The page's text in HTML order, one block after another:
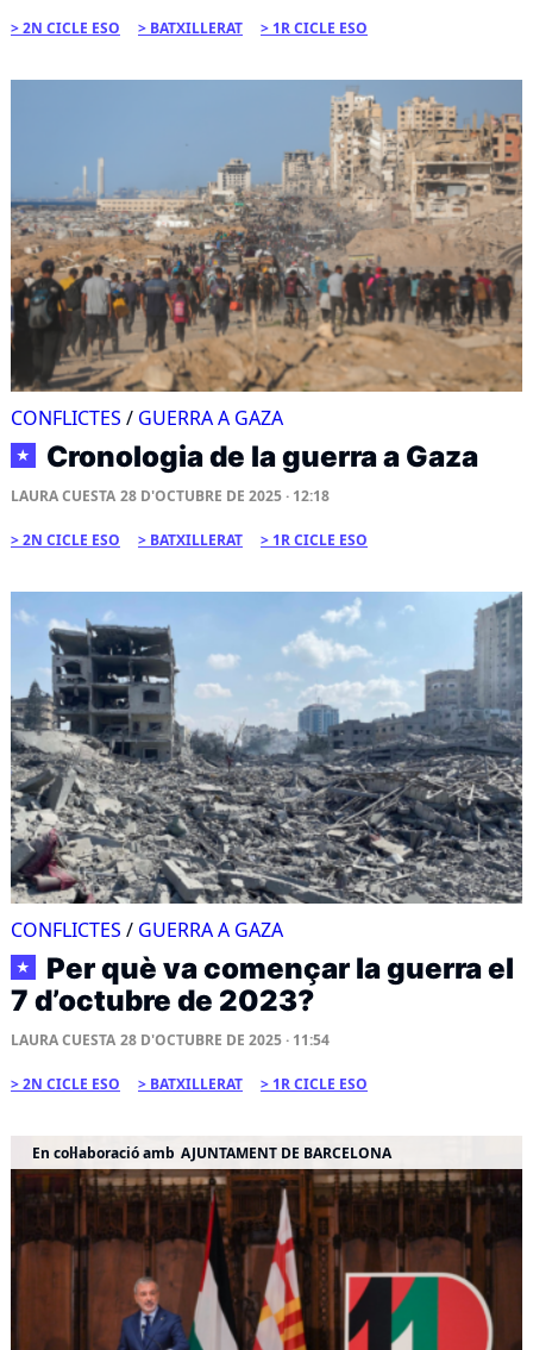
2N CICLE ESO BATXILLERAT 1R CICLE ESO
CONFLICTES / GUERRA A GAZA
★ Cronologia de la guerra a Gaza
LAURA CUESTA 28 D'OCTUBRE DE 2025 · 12:18
2N CICLE ESO BATXILLERAT 1R CICLE ESO
CONFLICTES / GUERRA A GAZA
★
Per què va començar la guerra el
7 d’octubre de 2023?
LAURA CUESTA 28 D'OCTUBRE DE 2025 · 11:54
2N CICLE ESO BATXILLERAT 1R CICLE ESO
En col·laboració amb AJUNTAMENT DE BARCELONA